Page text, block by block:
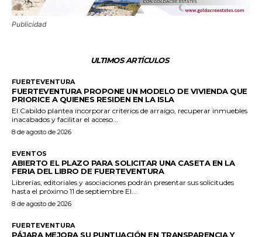
Publicidad
ULTIMOS ARTÍCULOS
FUERTEVENTURA
FUERTEVENTURA PROPONE UN MODELO DE VIVIENDA QUE
PRIORICE A QUIENES RESIDEN EN LA ISLA
El Cabildo plantea incorporar criterios de arraigo, recuperar inmuebles
inacabados y facilitar el acceso...
8 de agosto de 2026
EVENTOS
ABIERTO EL PLAZO PARA SOLICITAR UNA CASETA EN LA
FERIA DEL LIBRO DE FUERTEVENTURA
Librerías, editoriales y asociaciones podrán presentar sus solicitudes
hasta el próximo 11 de septiembre El...
8 de agosto de 2026
FUERTEVENTURA
PÁJARA MEJORA SU PUNTUACIÓN EN TRANSPARENCIA Y